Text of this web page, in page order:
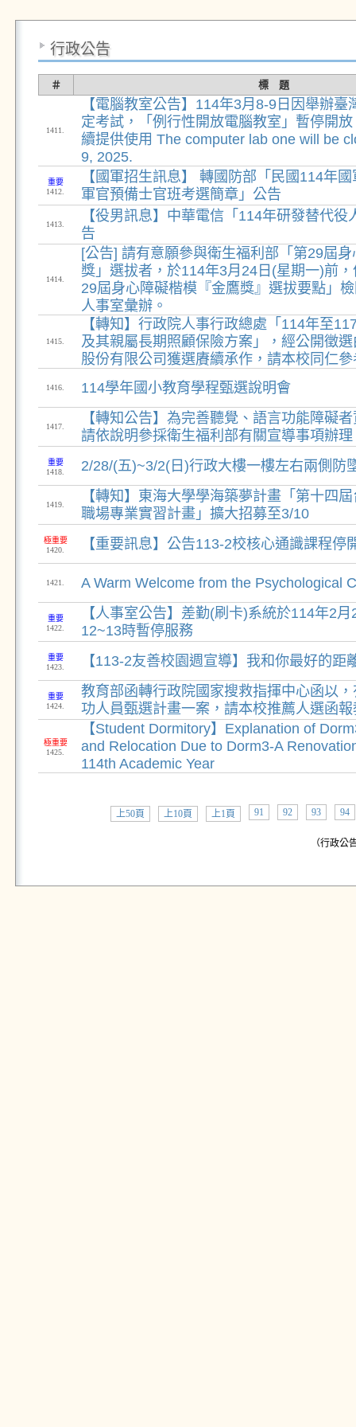
行政公告
＃ 標 題
1411.
【電腦教室公告】114年3月8-9日因舉辦臺
定考試，「例行性開放電腦教室」暫停開
續提供使用 The computer lab one will be
9, 2025.
重要
1412.
【國軍招生訊息】 轉國防部「民國114年
軍官預備士官班考選簡章」公告
1413.
【役男訊息】中華電信「114年研發替代役
告
1414.
[公告] 請有意願參與衛生福利部「第29屆
獎」選拔者，於114年3月24日(星期一)前
29屆身心障礙楷模『金鷹獎』選拔要點」
人事室彙辦。
1415.
【轉知】行政院人事行政總處「114年至
及其親屬長期照顧保險方案」，經公開徵
股份有限公司獲選賡續承作，請本校同仁
1416. 114學年國小教育學程甄選說明會
1417.
【轉知公告】為完善聽覺、語言功能障礙
請依說明參採衛生福利部有關宣導事項辦理
重要
1418.
2/28/(五)~3/2(日)行政大樓一樓左右兩側防
1419.
【轉知】東海大學學海築夢計畫「第十四
職場專業實習計畫」擴大招募至3/10
極重要
1420.
【重要訊息】公告113-2校核心通識課程停
1421. A Warm Welcome from the Psychological
重要
1422.
【人事室公告】差勤(刷卡)系統於114年2
12~13時暫停服務
重要
1423.
【113-2友善校園週宣導】我和你最好的距
重要
1424.
教育部函轉行政院國家搜救指揮中心函以
功人員甄選計畫一案，請本校推薦人選函
極重要
1425.
【Student Dormitory】Explanation of
and Relocation Due to Dorm3-A
114th Academic Year
上50頁 上10頁 上1頁 91 92 93 94
（行政公